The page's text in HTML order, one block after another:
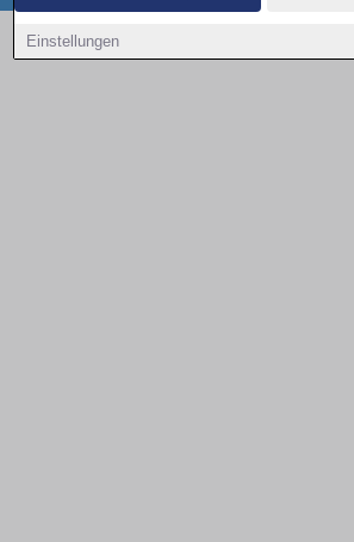
Einstellungen
Copyright © 2000 - 2026 | 1A Infosysteme GmbH |